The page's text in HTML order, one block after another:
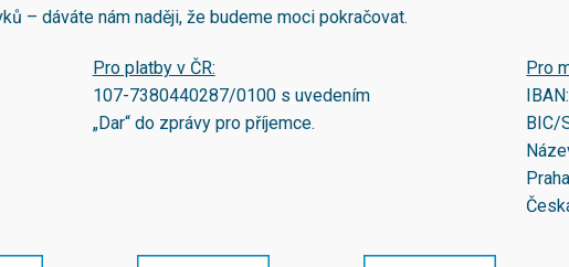
– dáváte nám naději, že budeme moci pokračovat.
Pro platby v ČR:
107-7380440287/0100s uvedením
„Dar“ do zprávy pro příjemce.
Pro
BIC/